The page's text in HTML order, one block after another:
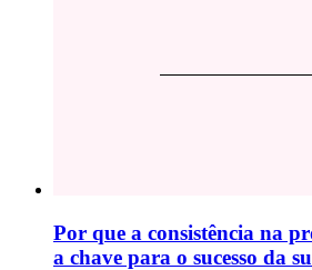
Por que a consistência na
a chave para o sucesso da